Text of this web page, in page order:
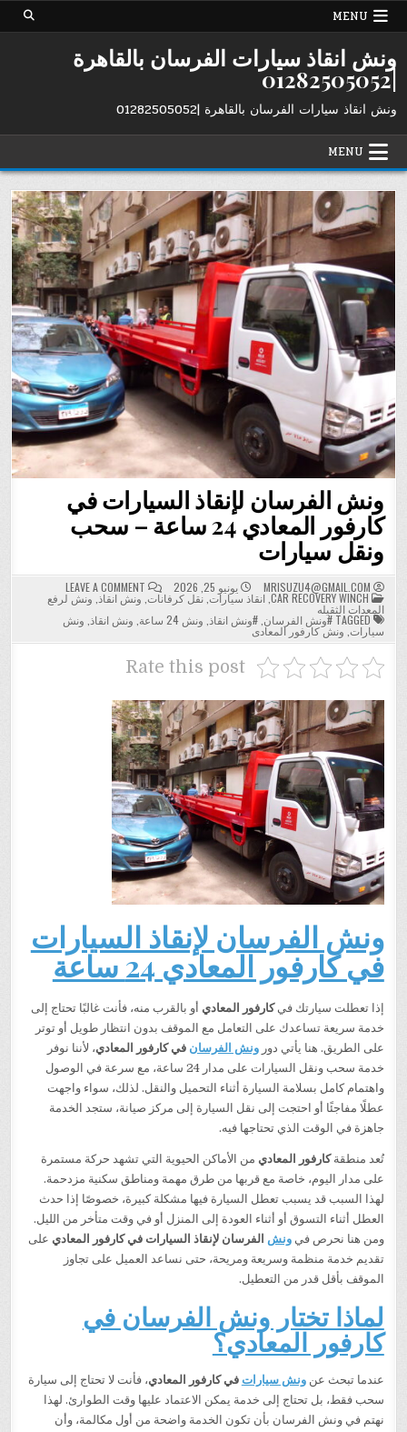
Skip
MENU
ونش انقاذ سيارات الفرسان بالقاهرة
|01282505052
ونش انقاذ سيارات الفرسان بالقاهرة |01282505052
MENU
ونش الفرسان لإنقاذ السيارات في
كارفور المعادي 24 ساعة – سحب
ونقل سيارات
MRISUZU4@GMAIL.COM يونيو 25, 2026 LEAVE A COMMENT
ON
ونش
الفرسان
السيارات
في
POSTED
IN
CAR RECOVERY WINCH
,انقاذ سيارات ,نقل كرفانات ونش انقاذ ونش لرفع
المعدات الثقيله
#ونش الفرسان ,#ونش انقاذ ونش 24 ساعة ونش انقاذ ونش
سيارات ونش كارفور المعادى
Rate this post
ونش الفرسان لإنقاذ السيارات
في كارفور المعادي 24 ساعة
إذا تعطلت سيارتك فيكارفور المعادي أو بالقرب منه، فأنت غالبًا تحتاج إلى
خدمة سريعة تساعدك على التعامل مع الموقف بدون انتظار طويل أو توتر
على الطريق. هنا يأتي دورونش الفرسان في كارفور المعادي، لأننا نوفر
خدمة سحب ونقل السيارات على مدار 24 ساعة، مع سرعة في الوصول
واهتمام كامل بسلامة السيارة أثناء التحميل والنقل. لذلك، سواء واجهت
عطلًا مفاجئًا أو احتجت إلى نقل السيارة إلى مركز صيانة، ستجد الخدمة
جاهزة في الوقت الذي تحتاجها فيه.
تُعد منطقةكارفور المعادي من الأماكن الحيوية التي تشهد حركة مستمرة
على مدار اليوم، خاصة مع قربها من طرق مهمة ومناطق سكنية مزدحمة.
لهذا السبب قد يسبب تعطل السيارة فيها مشكلة كبيرة، خصوصًا إذا حدث
العطل أثناء التسوق أو أثناء العودة إلى المنزل أو في وقت متأخر من الليل.
ومن هنا نحرص فيونش الفرسان لإنقاذ السيارات في كارفور المعادي على
تقديم خدمة منظمة وسريعة ومريحة، حتى نساعد العميل على تجاوز
الموقف بأقل قدر من التعطيل.
لماذا تختار ونش الفرسان في
كارفور المعادي؟
عندما تبحث عنونش سيارات في كارفور المعادي، فأنت لا تحتاج إلى سيارة
سحب فقط، بل تحتاج إلى خدمة يمكن الاعتماد عليها وقت الطوارئ. لهذا
نهتم في ونش الفرسان بأن تكون الخدمة واضحة من أول مكالمة، وأن